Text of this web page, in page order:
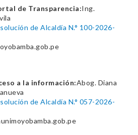
de Transparencia:Ing.
de Alcaldía N.° 100-2026-
a la información:Abog. Diana
de Alcaldía N.° 057-2026-